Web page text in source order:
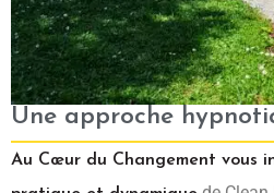
Une approche
Au Cœur du Changement vous